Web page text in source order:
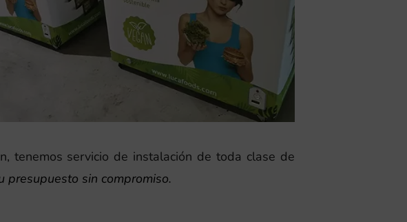
tenemos servicio de instalación de toda clase de
presupuesto sin compromiso.